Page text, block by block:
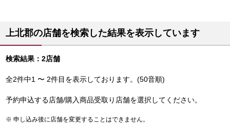
上北郡の店舗を検索した結果を表示しています
検索結果：2店舗
全2件中1 〜 2件目を表示しております。(50音順)
予約申込する店舗/購入商品受取り店舗を選択してください。
申し込み後に店舗を変更することはできません。